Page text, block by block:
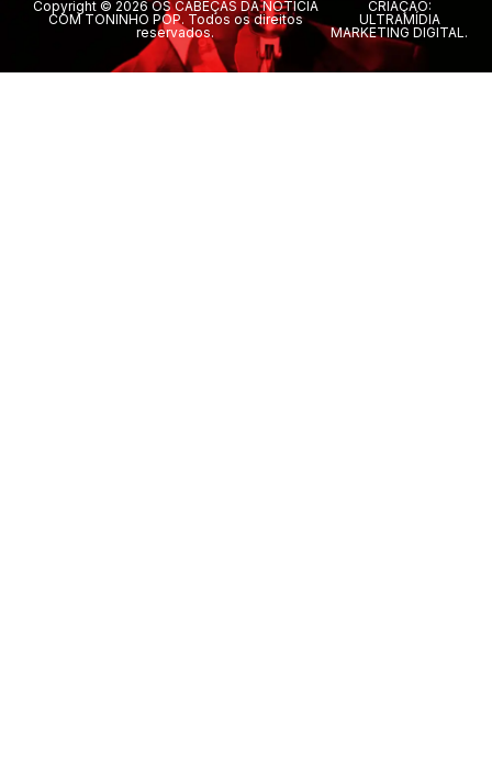
Copyright © 2026 OS CABEÇAS DA NOTÍCIA
COM TONINHO POP. Todos os direitos
reservados.
CRIAÇÃO:
ULTRAMÍDIA
MARKETING DIGITAL.